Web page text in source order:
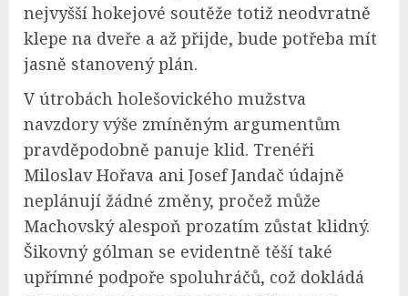
nejvyšší hokejové soutěže totiž neodvratně
klepe na dveře a až přijde, bude potřeba mít
jasně stanovený plán.
V útrobách holešovického mužstva
navzdory výše zmíněným argumentům
pravděpodobně panuje klid. Trenéři
Miloslav Hořava ani Josef Jandač údajně
neplánují žádné změny, pročež může
Machovský alespoň prozatím zůstat klidný.
Šikovný gólman se evidentně těší také
upřímné podpoře spoluhráčů, což dokládá